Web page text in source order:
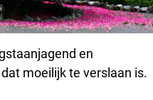
en
moeilijk te verslaan is.